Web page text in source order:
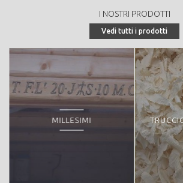
Peculiarità o particolarità della proprietà
I NOSTRI PRODOTTI
Vedi tutti i prodotti
MILLESIMI